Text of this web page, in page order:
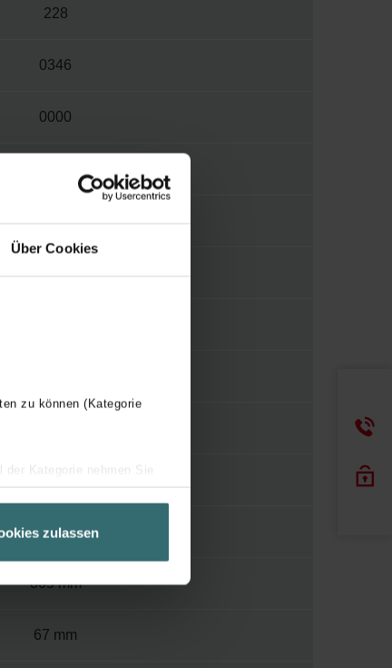
Über Cookies
zu können (Kategorie
Kategorie nehmen Sie
Informationen
einen Link in der
zulassen
228
0346
0000
3310
1/8"
550 mm
805 mm
67 mm